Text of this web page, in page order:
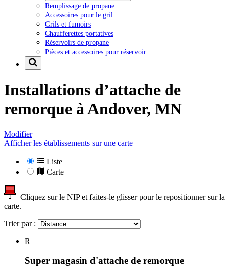
Remplissage de propane
Accessoires pour le gril
Grils et fumoirs
Chaufferettes portatives
Réservoirs de propane
Pièces et accessoires pour réservoir
Installations d’attache de
remorque àAndover, MN
Modifier
Afficher les établissements sur une carte
Liste
Carte
Cliquez sur le NIP et faites-le glisser pour le repositionner sur la
carte.
Trier par :
R
Super magasin d'attache de remorque